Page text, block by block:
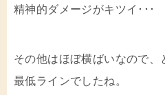
精神的ダメージがキツイ･･･
その他はほぼ横ばいなので、
最低ラインでしたね。